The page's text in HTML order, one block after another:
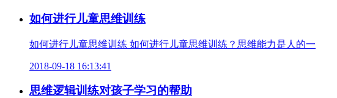
如何进行儿童思维训练
如何进行儿童思维训练 如何进行儿童思维训练？思维能力是人的一
2018-09-18 16:13:41
思维逻辑训练对孩子学习的帮助